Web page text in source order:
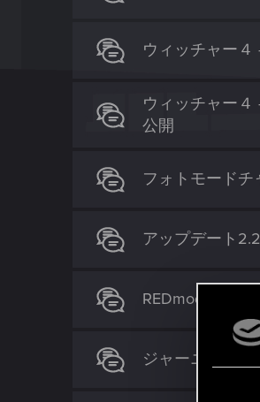
ウィッチャー
ウィッチャー
公開
フォトモードチ
アップデート
REDmodでMOD
ジャーニー「レ